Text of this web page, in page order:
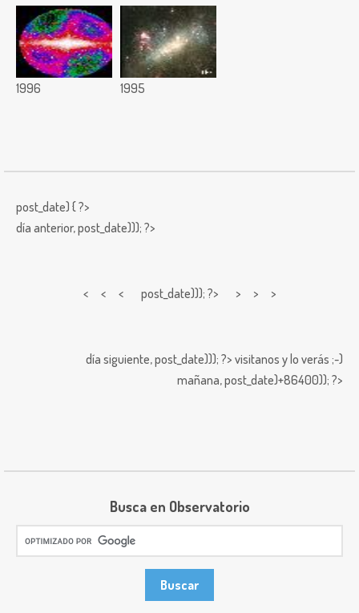
1996 1995
post_date) { ?>
día anterior,post_date))); ?>
< < < post_date))); ?> > > >
día siguiente,post_date))); ?> visitanos y lo verás ;-)
mañana,post_date)+86400)); ?>
Busca en Observatorio